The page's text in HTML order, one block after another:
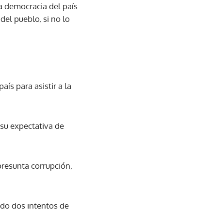
del país.
pueblo, si no lo
para asistir a la
expectativa de
corrupción,
dos intentos de